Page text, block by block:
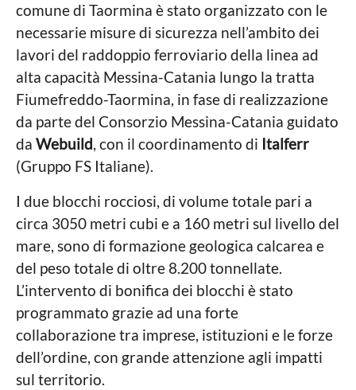
comune di Taormina è stato organizzato con le
necessarie misure di sicurezza nell’ambito dei
lavori del raddoppio ferroviario della linea ad
alta capacità Messina-Catania lungo la tratta
Fiumefreddo-Taormina, in fase di realizzazione
da parte del Consorzio Messina-Catania guidato
da Webuild, con il coordinamento di Italferr
(Gruppo FS Italiane).
I due blocchi rocciosi, di volume totale pari a
circa 3050 metri cubi e a 160 metri sul livello del
mare, sono di formazione geologica calcarea e
del peso totale di oltre 8.200 tonnellate.
L’intervento di bonifica dei blocchi è stato
programmato grazie ad una forte
collaborazione tra imprese, istituzioni e le forze
dell’ordine, con grande attenzione agli impatti
sul territorio.